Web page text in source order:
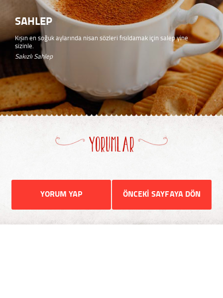
SAHLEP
Kışın en soğuk aylarında nisan sözleri fısıldamak için salep yine
sizinle.
Sakızlı Sahlep
YORUMLAR
YORUM YAP ÖNCEKİ SAYFAYA DÖN